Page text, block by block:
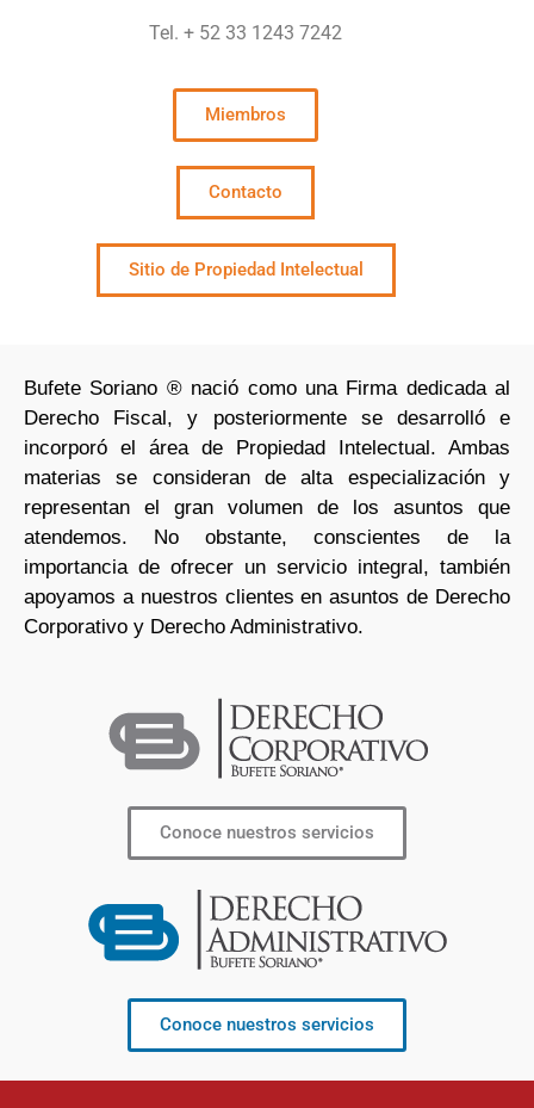
Tel. + 52 33 1243 7242
Miembros
Contacto
Sitio de Propiedad Intelectual
Bufete Soriano ® nació como una Firma dedicada al
Derecho Fiscal, y posteriormente se desarrolló e
incorporó el área de Propiedad Intelectual. Ambas
materias se consideran de alta especialización y
representan el gran volumen de los asuntos que
atendemos. No obstante, conscientes de la
importancia de ofrecer un servicio integral, también
apoyamos a nuestros clientes en asuntos de Derecho
Corporativo y Derecho Administrativo.
Conoce nuestros servicios
Conoce nuestros servicios